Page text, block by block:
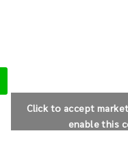
Click to accept
enable this